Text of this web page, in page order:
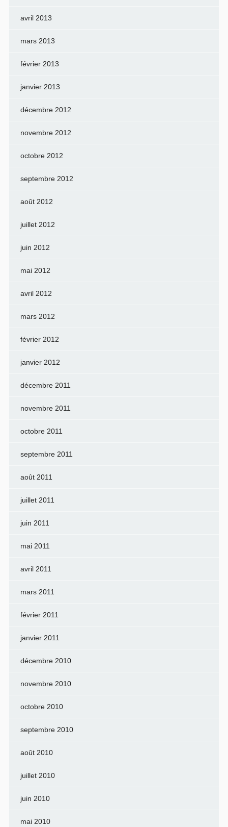
avril 2013
mars 2013
février 2013
janvier 2013
décembre 2012
novembre 2012
octobre 2012
septembre 2012
août 2012
juillet 2012
juin 2012
mai 2012
avril 2012
mars 2012
février 2012
janvier 2012
décembre 2011
novembre 2011
octobre 2011
septembre 2011
août 2011
juillet 2011
juin 2011
mai 2011
avril 2011
mars 2011
février 2011
janvier 2011
décembre 2010
novembre 2010
octobre 2010
septembre 2010
août 2010
juillet 2010
juin 2010
mai 2010